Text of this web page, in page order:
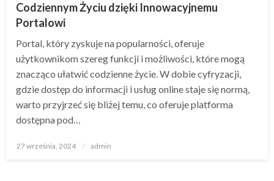
Codziennym Życiu dzięki Innowacyjnemu
Portalowi
Portal, który zyskuje na popularności, oferuje
użytkownikom szereg funkcji i możliwości, które mogą
znacząco ułatwić codzienne życie. W dobie cyfryzacji,
gdzie dostęp do informacji i usług online staje się normą,
warto przyjrzeć się bliżej temu, co oferuje platforma
dostępna pod…
Opublikowane
27 września, 2024 admin